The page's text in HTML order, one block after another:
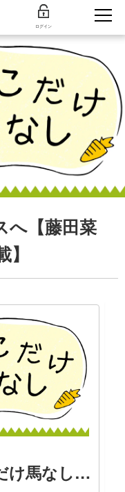
ログイン
へ【藤田菜
「藤田菜七子のここだけ馬なし」の記事